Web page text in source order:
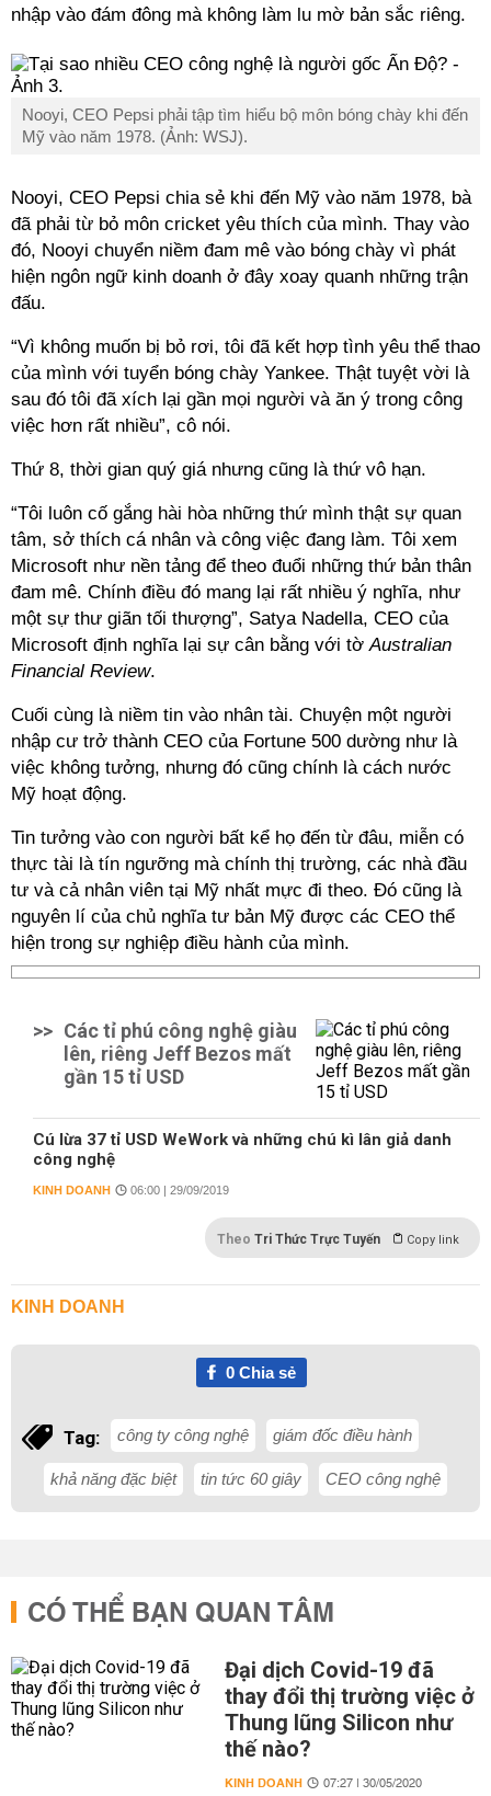
nhập vào đám đông mà không làm lu mờ bản sắc riêng.
Nooyi, CEO Pepsi phải tập tìm hiểu bộ môn bóng chày khi đến
Mỹ vào năm 1978. (Ảnh: WSJ).
Nooyi, CEO Pepsi chia sẻ khi đến Mỹ vào năm 1978, bà
đã phải từ bỏ môn cricket yêu thích của mình. Thay vào
đó, Nooyi chuyển niềm đam mê vào bóng chày vì phát
hiện ngôn ngữ kinh doanh ở đây xoay quanh những trận
đấu.
“Vì không muốn bị bỏ rơi, tôi đã kết hợp tình yêu thể thao
của mình với tuyển bóng chày Yankee. Thật tuyệt vời là
sau đó tôi đã xích lại gần mọi người và ăn ý trong công
việc hơn rất nhiều”, cô nói.
Thứ 8, thời gian quý giá nhưng cũng là thứ vô hạn.
“Tôi luôn cố gắng hài hòa những thứ mình thật sự quan
tâm, sở thích cá nhân và công việc đang làm. Tôi xem
Microsoft như nền tảng để theo đuổi những thứ bản thân
đam mê. Chính điều đó mang lại rất nhiều ý nghĩa, như
một sự thư giãn tối thượng”, Satya Nadella, CEO của
Microsoft định nghĩa lại sự cân bằng với tờAustralian
Financial Review.
Cuối cùng là niềm tin vào nhân tài. Chuyện một người
nhập cư trở thành CEO của Fortune 500 dường như là
việc không tưởng, nhưng đó cũng chính là cách nước
Mỹ hoạt động.
Tin tưởng vào con người bất kể họ đến từ đâu, miễn có
thực tài là tín ngưỡng mà chính thị trường, các nhà đầu
tư và cả nhân viên tại Mỹ nhất mực đi theo. Đó cũng là
nguyên lí của chủ nghĩa tư bản Mỹ được các CEO thể
hiện trong sự nghiệp điều hành của mình.
>> Các tỉ phú công nghệ giàu
lên, riêng Jeff Bezos mất
gần 15 tỉ USD
Cú lừa 37 tỉ USD WeWork và những chú kì lân giả danh
công nghệ
KINH DOANH 06:00 | 29/09/2019
Theo Tri Thức Trực Tuyến Copy link
KINH DOANH
0Chia sẻ
Tag: công ty công nghệ giám đốc điều hành
khả năng đặc biệt tin tức 60 giây CEO công nghệ
CÓ THỂ BẠN QUAN TÂM
Đại dịch Covid-19 đã
thay đổi thị trường việc ở
Thung lũng Silicon như
thế nào?
KINH DOANH 07:27 | 30/05/2020